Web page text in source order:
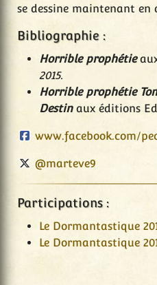
se dessine maintenant en
Bibliographie :
Horrible prophétie
2015.
Horrible prophétie
Destinaux éditions
www.facebook.com/people/
@marteve9
Participations :
Le Dormantastique
Le Dormantastique